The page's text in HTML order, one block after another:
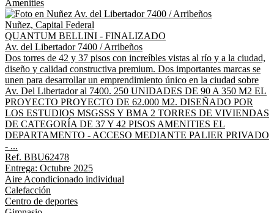
Amenities
Nuñez, Capital Federal
QUANTUM BELLINI - FINALIZADO
Av. del Libertador 7400 / Arribeños
Dos torres de 42 y 37 pisos con increíbles vistas al río y a la ciudad,
diseño y calidad constructiva premium. Dos importantes marcas se
unen para desarrollar un emprendimiento único en la ciudad sobre
Av. Del Libertador al 7400. 250 UNIDADES DE 90 A 350 M2 EL
PROYECTO PROYECTO DE 62.000 M2. DISEÑADO POR
LOS ESTUDIOS MSGSSS Y BMA 2 TORRES DE VIVIENDAS
DE CATEGORÍA DE 37 Y 42 PISOS AMENITIES EL
DEPARTAMENTO - ACCESO MEDIANTE PALIER PRIVADO
- ...
Ref. BBU62478
Entrega: Octubre 2025
Aire Acondicionado individual
Calefacción
Centro de deportes